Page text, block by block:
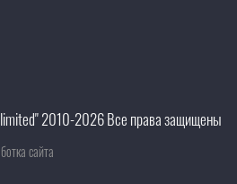
2010-2026 Все права защищены
сайта